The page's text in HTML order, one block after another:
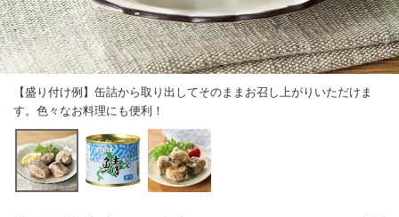
【盛り付け例】缶詰から取り出してそのままお召し上がりいただけま
す。色々なお料理にも便利！